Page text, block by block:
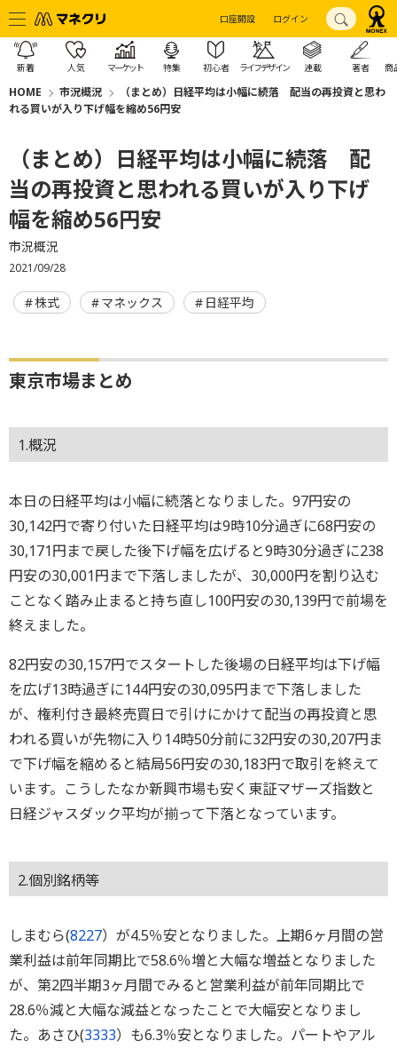
口座開設 ログイン
新着 人気 マーケット 特集 初心者 ライフデザイン 連載 著者 商
HOME 市況概況
（まとめ）日経平均は小幅に続落 配当の再投資と思わ
れる買いが入り下げ幅を縮め56円安
（まとめ）日経平均は小幅に続落 配
当の再投資と思われる買いが入り下げ
幅を縮め56円安
市況概況
2021/09/28
株式 マネックス 日経平均
東京市場まとめ
1.概況
本日の日経平均は小幅に続落となりました。97円安の
30,142円で寄り付いた日経平均は9時10分過ぎに68円安の
30,171円まで戻した後下げ幅を広げると9時30分過ぎに238
円安の30,001円まで下落しましたが、30,000円を割り込む
ことなく踏み止まると持ち直し100円安の30,139円で前場を
終えました。
82円安の30,157円でスタートした後場の日経平均は下げ幅
を広げ13時過ぎに144円安の30,095円まで下落しました
が、権利付き最終売買日で引けにかけて配当の再投資と思
われる買いが先物に入り14時50分前に32円安の30,207円ま
で下げ幅を縮めると結局56円安の30,183円で取引を終えて
います。こうしたなか新興市場も安く東証マザーズ指数と
日経ジャスダック平均が揃って下落となっています。
2.個別銘柄等
しまむら(8227）が4.5％安となりました。上期6ヶ月間の営
業利益は前年同期比で58.6％増と大幅な増益となりました
が、第2四半期3ヶ月間でみると営業利益が前年同期比で
28.6％減と大幅な減益となったことで大幅安となりまし
た。あさひ(3333）も6.3％安となりました。パートやアル